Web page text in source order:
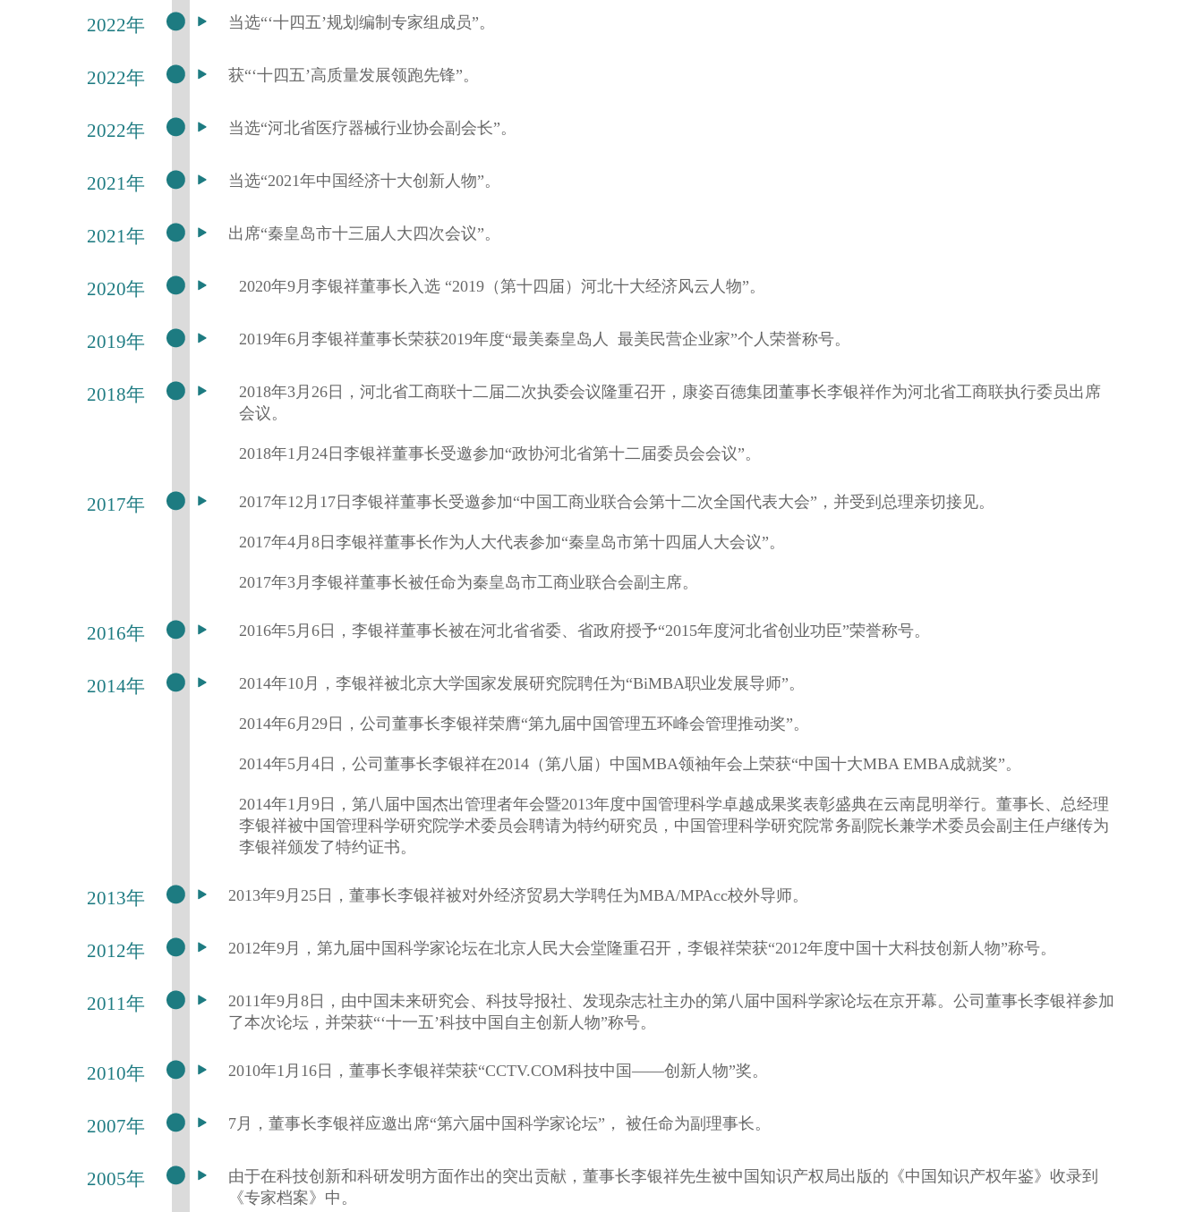
2022年 当选“‘十四五’规划编制专家组成员”。
2022年 获“‘十四五’高质量发展领跑先锋”。
2022年 当选“河北省医疗器械行业协会副会长”。
2021年 当选“2021年中国经济十大创新人物”。
2021年 出席“秦皇岛市十三届人大四次会议”。
2020年 2020年9月李银祥董事长入选 “2019（第十四届）河北十大经济风云人物”。
2019年 2019年6月李银祥董事长荣获2019年度“最美秦皇岛人 最美民营企业家”个人荣誉称号。
2018年
2018年3月26日，河北省工商联十二届二次执委会议隆重召开，康姿百德集团董事长李银祥作为河北省工商联执行委员出席
会议。
2018年1月24日李银祥董事长受邀参加“政协河北省第十二届委员会会议”。
2017年 2017年12月17日李银祥董事长受邀参加“中国工商业联合会第十二次全国代表大会”，并受到总理亲切接见。
2017年4月8日李银祥董事长作为人大代表参加“秦皇岛市第十四届人大会议”。
2017年3月李银祥董事长被任命为秦皇岛市工商业联合会副主席。
2016年 2016年5月6日，李银祥董事长被在河北省省委、省政府授予“2015年度河北省创业功臣”荣誉称号。
2014年 2014年10月，李银祥被北京大学国家发展研究院聘任为“BiMBA职业发展导师”。
2014年6月29日，公司董事长李银祥荣膺“第九届中国管理五环峰会管理推动奖”。
2014年5月4日，公司董事长李银祥在2014（第八届）中国MBA领袖年会上荣获“中国十大MBA EMBA成就奖”。
2014年1月9日，第八届中国杰出管理者年会暨2013年度中国管理科学卓越成果奖表彰盛典在云南昆明举行。董事长、总经理
李银祥被中国管理科学研究院学术委员会聘请为特约研究员，中国管理科学研究院常务副院长兼学术委员会副主任卢继传为
李银祥颁发了特约证书。
2013年 2013年9月25日，董事长李银祥被对外经济贸易大学聘任为MBA/MPAcc校外导师。
2012年 2012年9月，第九届中国科学家论坛在北京人民大会堂隆重召开，李银祥荣获“2012年度中国十大科技创新人物”称号。
2011年
2011年9月8日，由中国未来研究会、科技导报社、发现杂志社主办的第八届中国科学家论坛在京开幕。公司董事长李银祥参加
了本次论坛，并荣获“‘十一五’科技中国自主创新人物”称号。
2010年 2010年1月16日，董事长李银祥荣获“CCTV.COM科技中国——创新人物”奖。
2007年 7月，董事长李银祥应邀出席“第六届中国科学家论坛”， 被任命为副理事长。
2005年
由于在科技创新和科研发明方面作出的突出贡献，董事长李银祥先生被中国知识产权局出版的《中国知识产权年鉴》收录到
《专家档案》中。